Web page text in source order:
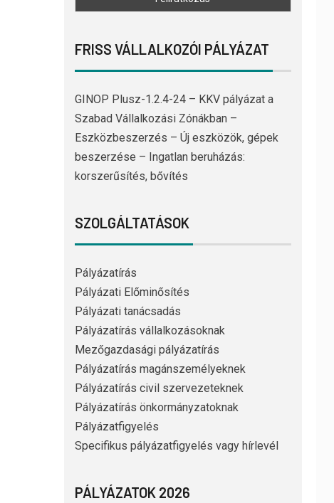
FRISS VÁLLALKOZÓI PÁLYÁZAT
GINOP Plusz-1.2.4-24 – KKV pályázat a
Szabad Vállalkozási Zónákban –
Eszközbeszerzés – Új eszközök, gépek
beszerzése – Ingatlan beruházás:
korszerűsítés, bővítés
SZOLGÁLTATÁSOK
Pályázatírás
Pályázati Előminősítés
Pályázati tanácsadás
Pályázatírás vállalkozásoknak
Mezőgazdasági pályázatírás
Pályázatírás magánszemélyeknek
Pályázatírás civil szervezeteknek
Pályázatírás önkormányzatoknak
Pályázatfigyelés
Specifikus pályázatfigyelés vagy hírlevél
PÁLYÁZATOK 2026